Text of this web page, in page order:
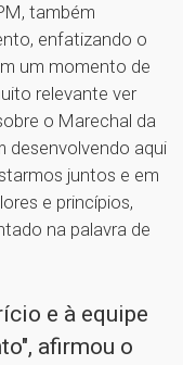
também
enfatizando o
um momento de
relevante ver
o Marechal da
desenvolvendo aqui
juntos e em
e princípios,
na palavra de
e à equipe
afirmou o